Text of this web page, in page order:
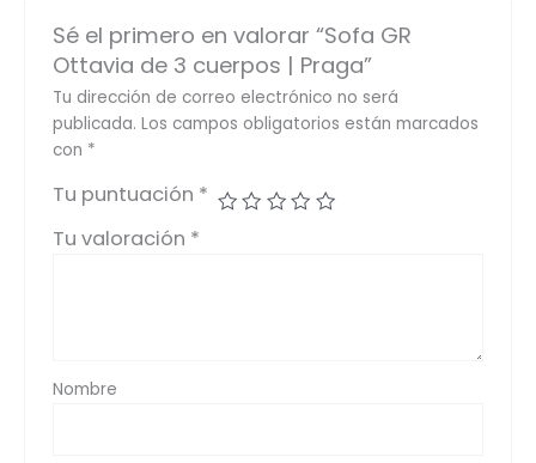
Sé el primero en valorar “Sofa GR
Ottavia de 3 cuerpos | Praga”
Tu dirección de correo electrónico no será
publicada. Los campos obligatorios están marcados
con *
Tu puntuación *
Tu valoración *
Nombre